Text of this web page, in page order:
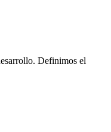
Definimos el